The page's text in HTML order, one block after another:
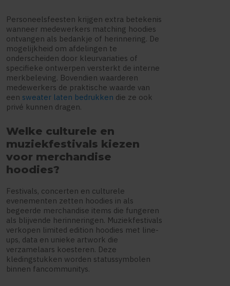
Personeelsfeesten krijgen extra betekenis
wanneer medewerkers matching hoodies
ontvangen als bedankje of herinnering. De
mogelijkheid om afdelingen te
onderscheiden door kleurvariaties of
specifieke ontwerpen versterkt de interne
merkbeleving. Bovendien waarderen
medewerkers de praktische waarde van
een sweater laten bedrukken die ze ook
privé kunnen dragen.
Welke culturele en
muziekfestivals kiezen
voor merchandise
hoodies?
Festivals, concerten en culturele
evenementen zetten hoodies in als
begeerde merchandise items die fungeren
als blijvende herinneringen. Muziekfestivals
verkopen limited edition hoodies met line-
ups, data en unieke artwork die
verzamelaars koesteren. Deze
kledingstukken worden statussymbolen
binnen fancommunitys.